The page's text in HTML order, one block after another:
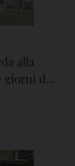
alla
giorni di